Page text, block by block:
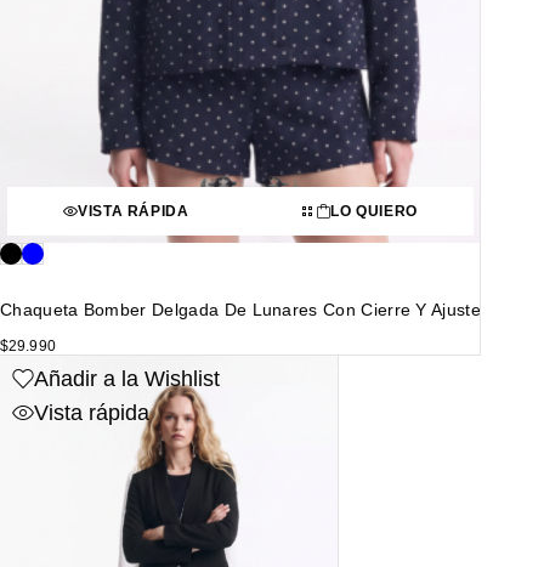
VISTA RÁPIDA LO QUIERO
Chaqueta Bomber Delgada De Lunares Con Cierre Y Ajuste
$29.990
Añadir a la Wishlist
Vista rápida